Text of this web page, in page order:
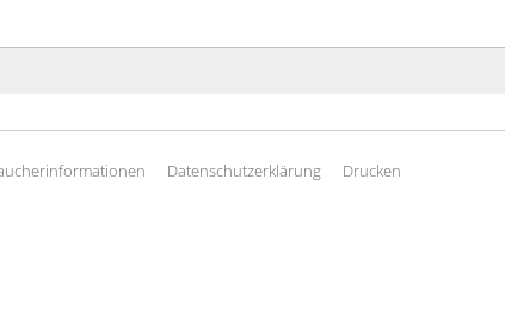
Datenschutzerklärung Drucken